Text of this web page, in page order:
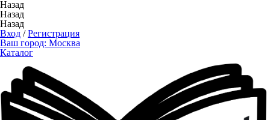
Назад
Назад
Назад
Вход /Регистрация
Ваш город: Москва
Каталог